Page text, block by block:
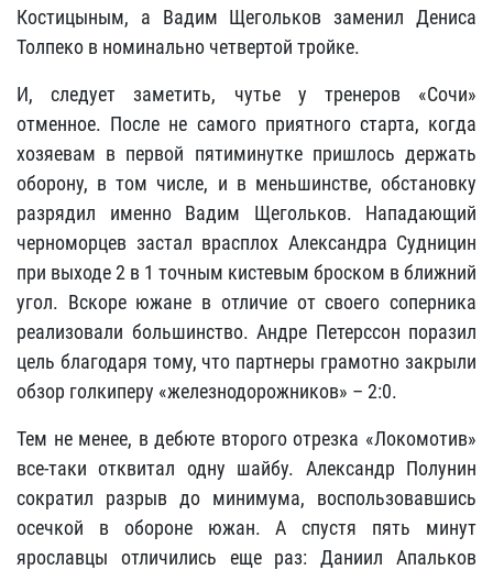
Костицыным, а Вадим Щегольков заменил Дениса
Толпеко в номинально четвертой тройке.
И, следует заметить, чутье у тренеров «Сочи»
отменное. После не самого приятного старта, когда
хозяевам в первой пятиминутке пришлось держать
оборону, в том числе, и в меньшинстве, обстановку
разрядил именно Вадим Щегольков. Нападающий
черноморцев застал врасплох Александра Судницин
при выходе 2 в 1 точным кистевым броском в ближний
угол. Вскоре южане в отличие от своего соперника
реализовали большинство. Андре Петерссон поразил
цель благодаря тому, что партнеры грамотно закрыли
обзор голкиперу «железнодорожников» – 2:0.
Тем не менее, в дебюте второго отрезка «Локомотив»
все-таки отквитал одну шайбу. Александр Полунин
сократил разрыв до минимума, воспользовавшись
осечкой в обороне южан. А спустя пять минут
ярославцы отличились еще раз: Даниил Апальков